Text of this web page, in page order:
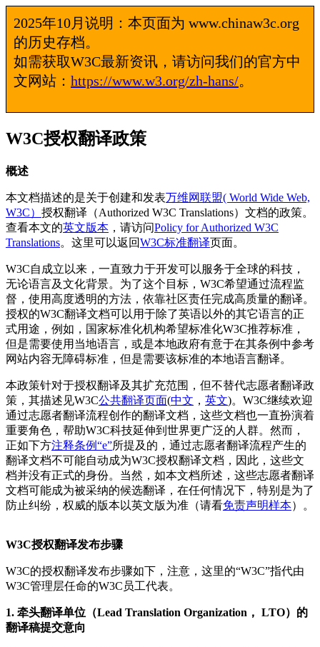
2025年10月说明：本页面为 www.chinaw3c.org
的历史存档。
如需获取W3C最新资讯，请访问我们的官方中
文网站： https://www.w3.org/zh-hans/。
W3C授权翻译政策
概述
本文档描述的是关于创建和发表万维网联盟( World Wide Web,
W3C） 授权翻译（Authorized W3C Translations）文档的政策。
查看本文的英文版本 ，请访问Policy for Authorized W3C
Translations。这里可以返回W3C标准翻译页面。
W3C自成立以来，一直致力于开发可以服务于全球的科技，
无论语言及文化背景。为了这个目标，W3C希望通过流程监
督，使用高度透明的方法，依靠社区责任完成高质量的翻译。
授权的W3C翻译文档可以用于除了英语以外的其它语言的正
式用途，例如，国家标准化机构希望标准化W3C推荐标准，
但是需要使用当地语言，或是本地政府有意于在其条例中参考
网站内容无障碍标准，但是需要该标准的本地语言翻译。
本政策针对于授权翻译及其扩充范围，但不替代志愿者翻译政
策，其描述见W3C公共翻译页面(中文 ， 英文)。W3C继续欢迎
通过志愿者翻译流程创作的翻译文档，这些文档也一直扮演着
重要角色，帮助W3C科技延伸到世界更广泛的人群。然而，
正如下方注释条例“e”所提及的，通过志愿者翻译流程产生的
翻译文档不可能自动成为W3C授权翻译文档，因此，这些文
档并没有正式的身份。当然，如本文档所述，这些志愿者翻译
文档可能成为被采纳的候选翻译，在任何情况下，特别是为了
防止纠纷，权威的版本以英文版为准（请看免责声明样本）。
W3C授权翻译发布步骤
W3C的授权翻译发布步骤如下，注意，这里的“W3C”指代由
W3C管理层任命的W3C员工代表。
1. 牵头翻译单位（Lead Translation Organization， LTO）的
翻译稿提交意向